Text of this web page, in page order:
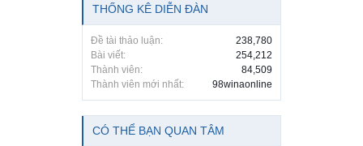
THỐNG KÊ DIỄN ĐÀN
Đề tài thảo luận:
238,780
Bài viết:
254,212
Thành viên:
84,509
Thành viên mới nhất:
98winaonline
CÓ THỂ BẠN QUAN TÂM